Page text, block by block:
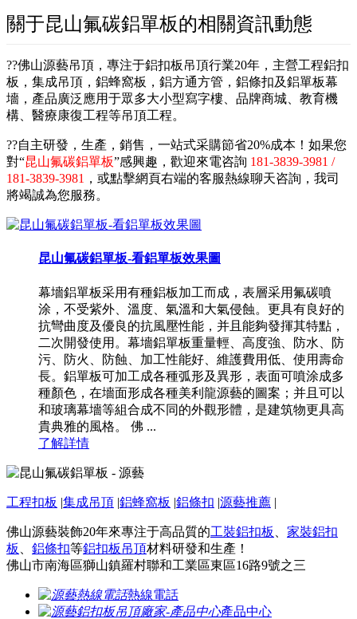
關于昆山氟碳鋁單板的相關資訊動態
??佛山源藝吊頂，專注于鋁扣板吊頂行業20年，主營工程鋁扣
板，集成吊頂，鋁蜂窩板，鋁方通方管，鋁條扣及鋁單板幕
墻，產品廣泛應用于眾多大小型寫字樓、品牌商城、教育機
構、醫療康復工程等吊頂工程。
??自主研發，生產，銷售，一站式采購節省20%成本！如果您
對“昆山氟碳鋁單板”感興趣，歡迎來電咨詢 181-3839-3981 /
181-3839-3981 ，或點擊網頁右端的客服熱線聊天咨詢，我司
將竭誠為您服務。
昆山氟碳鋁單板-看鋁單板效果圖
幕墻鋁單板采用有種鋁板加工而成，表層采用氟碳噴
涂，不受紫外、溫度、氣溫和大氣侵蝕。更具有良好的
抗彎曲度及優良的抗風壓性能，并且能夠發揮其特點，
二次開發使用。幕墻鋁單板重量輕、高度強、防水、防
污、防火、防蝕、加工性能好、維護費用低、使用壽命
長。鋁單板可加工成各種弧形及異形，表面可噴涂成多
種顏色，在墻面形成各種美利龍源藝的圖案；并且可以
和玻璃幕墻等組合成不同的外觀形體，是建筑物更具高
貴典雅的風格。 佛 ...
了解詳情
工程扣板 |集成吊頂 |鋁蜂窩板 |鋁條扣 |源藝推薦 |
佛山源藝裝飾20年來專注于高品質的工裝鋁扣板
家裝鋁扣
板
鋁條扣等鋁扣板吊頂材料研發和生產！
佛山市南海區獅山鎮羅村聯和工業區東區16路9號之三
熱線電話
產品中心